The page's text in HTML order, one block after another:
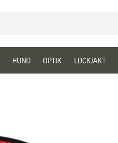
HUND OPTIK LOCKJAKT